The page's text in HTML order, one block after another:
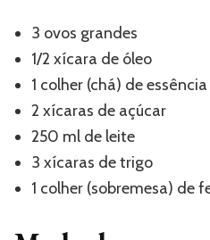
3 ovos grandes
1/2 xícara de óleo
1 colher (chá) de
2 xícaras de açúcar
250 ml de leite
3 xícaras de trigo
1 colher (sobremesa) de